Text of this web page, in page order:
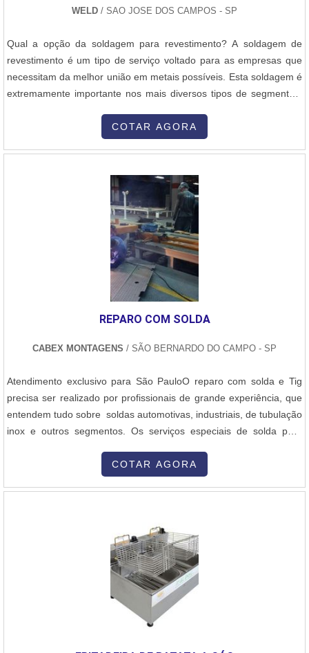
WELD / SAO JOSE DOS CAMPOS - SP
Qual a opção da soldagem para revestimento? A soldagem de
revestimento é um tipo de serviço voltado para as empresas que
necessitam da melhor união em metais possíveis. Esta soldagem é
extremamente importante nos mais diversos tipos de segmentos,
estruturas, entre outros. Benefícios da soldagem - Maior qualidade
em termos de resistência,- Realizado por profissionais
COTAR AGORA
REPARO COM SOLDA
CABEX MONTAGENS / SÃO BERNARDO DO CAMPO - SP
Atendimento exclusivo para São PauloO reparo com solda e Tig
precisa ser realizado por profissionais de grande experiência, que
entendem tudo sobre soldas automotivas, industriais, de tubulação
inox e outros segmentos. Os serviços especiais de solda para
engenharia, arquitetura e design, indústria moveleira, plásticos,
COTAR AGORA